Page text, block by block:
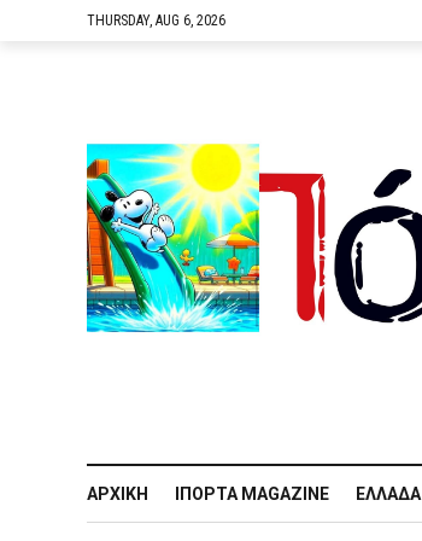
THURSDAY, AUG 6, 2026
ΑΡΧΙΚΉ IΠΌΡΤΑ MAGAZINE ΕΛΛΆΔΑ